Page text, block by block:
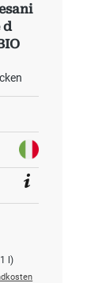
d
l)